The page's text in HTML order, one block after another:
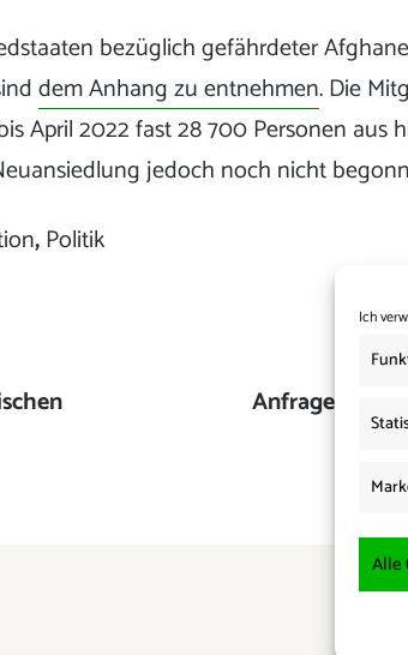
Ich
Alle
bezüglich gefährdeter
dem Anhang zu entnehmen. Die
April 2022 fast 28 700 Personen aus
jedoch noch nicht
,Politik
Nächster
Anfrage: